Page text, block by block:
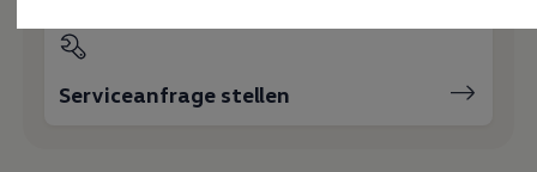
Besitzer und Service
myVolkswagen
Software Updates
Serviceanfrage stellen